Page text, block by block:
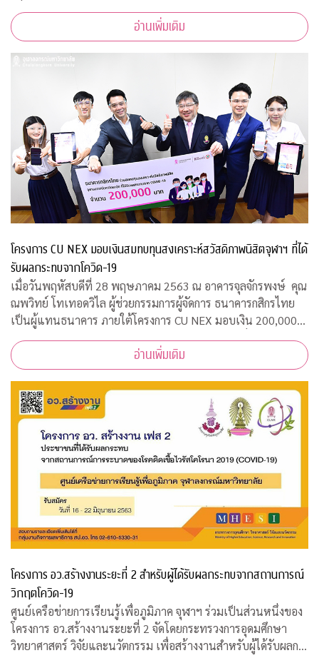
เพื่อให้ความช่วยเหลือด้านการออกแบบแก่โรงพยาบาลของรัฐ
พร้อมคำแนะนำการออกแบบสถานที่รองรับผู้ป่วยจากเชื้อ
อ่านเพิ่มเติม
โครงการ CU NEX มอบเงินสมทบทุนสงเคราะห์สวัสดิภาพนิสิตจุฬาฯ ที่ได้
รับผลกระทบจากโควิด-19
เมื่อวันพฤหัสบดีที่ 28 พฤษภาคม 2563 ณ อาคารจุลจักรพงษ์ คุณ
ณพวิทย์ โทเทอดวิไล ผู้ช่วยกรรมการผู้จัดการ ธนาคารกสิกรไทย
เป็นผู้แทนธนาคาร ภายใต้โครงการ CU NEX มอบเงิน 200,000
บาท ร่วมสมทบทุนสงเคราะห์สวัสดิภาพนิสิตจุฬาฯ ที่ได้รับผลกระ
ทบจากการแพร่ระบาดของเชื้อไอ่านเพิ่มเติม
โครงการ อว.สร้างงานระยะที่ 2 สำหรับผู้ได้รับผลกระทบจากสถานการณ์
วิกฤตโควิด-19
ศูนย์เครือข่ายการเรียนรู้เพื่อภูมิภาค จุฬาฯ ร่วมเป็นส่วนหนึ่งของ
โครงการ อว.สร้างงานระยะที่ 2 จัดโดยกระทรวงการอุดมศึกษา
วิทยาศาสตร์ วิจัยและนวัตกรรม เพื่อสร้างงานสำหรับผู้ได้รับผลก